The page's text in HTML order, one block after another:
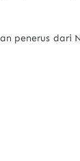
penerus dari